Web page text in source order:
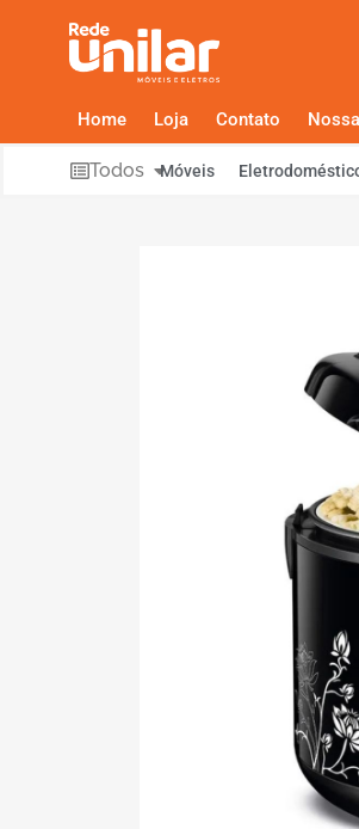
Home Loja Contato
Todos Móveis